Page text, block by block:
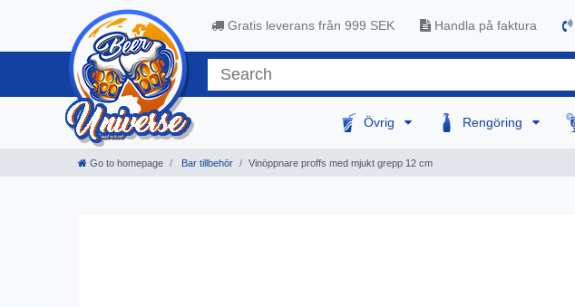
Gratis leverans från 999 SEK Handla på faktura
Övrig Rengöring
Go to homepage Bar tillbehör Vinöppnare proffs med mjukt grepp 12 cm